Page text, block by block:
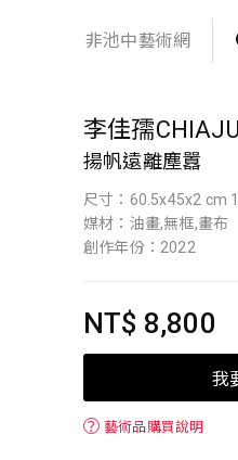
非池中藝術網
李佳孺CHIAJU
揚帆遠離塵囂
尺寸：60.5x45x2 cm
媒材：油畫,無框,畫布
創作年份：2022
NT$ 8,800
我
？ 藝術品購買說明